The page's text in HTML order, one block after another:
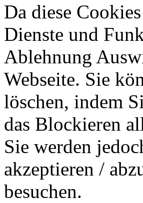
Da diese
Dienste und
Ablehnung
Webseite. Sie
löschen, indem
das Blockieren
Sie werden
akzeptieren /
besuchen.